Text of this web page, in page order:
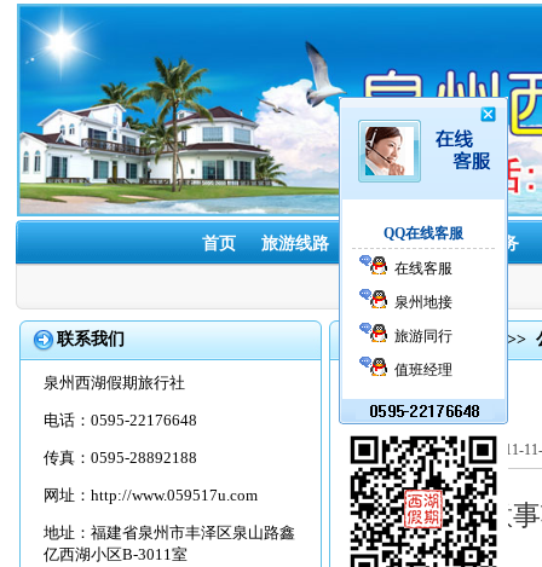
QQ在线客服
在线客服
泉州地接
旅游同行
值班经理
首页 旅游线路 酒店预订 租车服务
联系我们
泉州西湖假期旅行社
电话：0595-22176648
传真：0595-28892188
网址： http://www.059517u.com
地址：福建省泉州市丰泽区泉山路鑫
亿西湖小区B-3011室
首页>>旅游资讯 >>
2011-
游客出游注意
基本提醒：